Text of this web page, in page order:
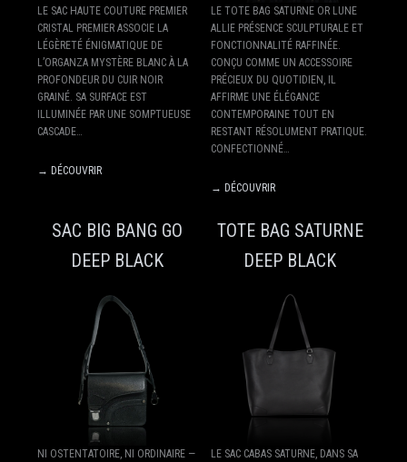
LE SAC HAUTE COUTURE PREMIER
CRISTAL PREMIER ASSOCIE LA
LÉGÈRETÉ ÉNIGMATIQUE DE
L’ORGANZA MYSTÈRE BLANC À LA
PROFONDEUR DU CUIR NOIR
GRAINÉ. SA SURFACE EST
ILLUMINÉE PAR UNE SOMPTUEUSE
CASCADE…
→ DÉCOUVRIR
LE TOTE BAG SATURNE OR LUNE
ALLIE PRÉSENCE SCULPTURALE ET
FONCTIONNALITÉ RAFFINÉE.
CONÇU COMME UN ACCESSOIRE
PRÉCIEUX DU QUOTIDIEN, IL
AFFIRME UNE ÉLÉGANCE
CONTEMPORAINE TOUT EN
RESTANT RÉSOLUMENT PRATIQUE.
CONFECTIONNÉ…
→ DÉCOUVRIR
SAC BIG BANG GO
DEEP BLACK
NI OSTENTATOIRE, NI ORDINAIRE —
TOTE BAG SATURNE
DEEP BLACK
LE SAC CABAS SATURNE, DANS SA